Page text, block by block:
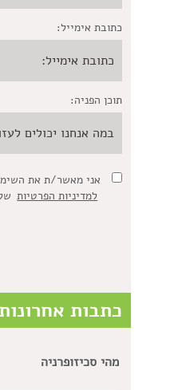
כתובת אימייל:
תוכן הפניה:
אני מאשר/ת את
למדיניות הפרטיות
כתבות
מהי סכיזופרניה